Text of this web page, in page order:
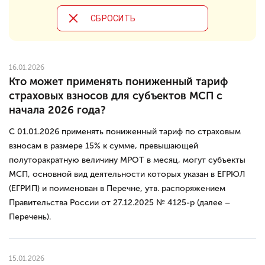
CБРОСИТЬ
16.01.2026
Кто может применять пониженный тариф
страховых взносов для субъектов МСП с
начала 2026 года?
С 01.01.2026 применять пониженный тариф по страховым
взносам в размере 15% к сумме, превышающей
полуторакратную величину МРОТ в месяц, могут субъекты
МСП, основной вид деятельности которых указан в ЕГРЮЛ
(ЕГРИП) и поименован в Перечне, утв. распоряжением
Правительства России от 27.12.2025 № 4125-р (далее –
Перечень).
15.01.2026